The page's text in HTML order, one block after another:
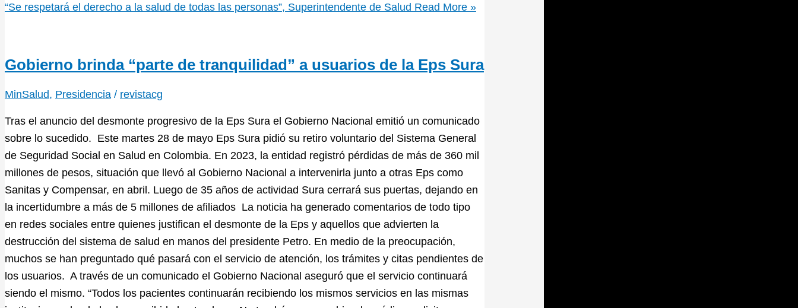
“Se respetará el derecho a la salud de todas las personas”, Superintendente de Salud Read More »
Gobierno brinda “parte de tranquilidad” a usuarios de la Eps Sura
MinSalud, Presidencia / revistacg
Tras el anuncio del desmonte progresivo de la Eps Sura el Gobierno Nacional emitió un comunicado
sobre lo sucedido. Este martes 28 de mayo Eps Sura pidió su retiro voluntario del Sistema General
de Seguridad Social en Salud en Colombia. En 2023, la entidad registró pérdidas de más de 360 mil
millones de pesos, situación que llevó al Gobierno Nacional a intervenirla junto a otras Eps como
Sanitas y Compensar, en abril. Luego de 35 años de actividad Sura cerrará sus puertas, dejando en
la incertidumbre a más de 5 millones de afiliados La noticia ha generado comentarios de todo tipo
en redes sociales entre quienes justifican el desmonte de la Eps y aquellos que advierten la
destrucción del sistema de salud en manos del presidente Petro. En medio de la preocupación,
muchos se han preguntado qué pasará con el servicio de atención, los trámites y citas pendientes de
los usuarios. A través de un comunicado el Gobierno Nacional aseguró que el servicio continuará
siendo el mismo. “Todos los pacientes continuarán recibiendo los mismos servicios en las mismas